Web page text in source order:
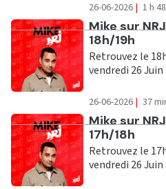
26-06-2026 | 1 h
Ecouter
Mike sur
18h/19h
Retrouvez le
vendredi 26 Juin
26-06-2026 | 37
Ecouter
Mike sur
17h/18h
Retrouvez le
vendredi 26 Juin